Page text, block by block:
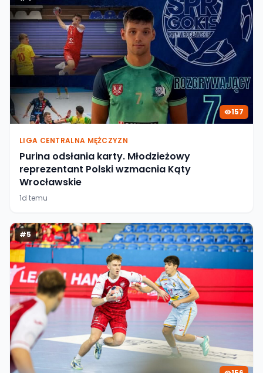
157
LIGA CENTRALNA MĘŻCZYZN
Purina odsłania karty. Młodzieżowy
reprezentant Polski wzmacnia Kąty
Wrocławskie
1d temu
#5